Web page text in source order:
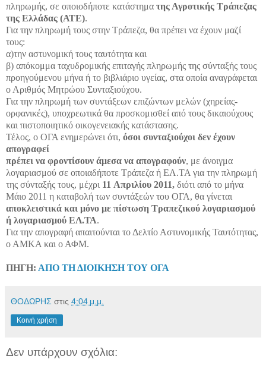
πληρωμής, σε οποιοδήποτε κατάστημα της Αγροτικής Τράπεζας
της Ελλάδας (ΑΤΕ).
Για την πληρωμή τους στην Τράπεζα, θα πρέπει να έχουν μαζί
τους:
α)την αστυνομική τους ταυτότητα και
β) απόκομμα ταχυδρομικής επιταγής πληρωμής της σύνταξής τους
προηγούμενου μήνα ή το βιβλιάριο υγείας, στα οποία αναγράφεται
ο Αριθμός Μητρώου Συνταξιούχου.
Για την πληρωμή των συντάξεων επιζώντων μελών (χηρείας-
ορφανικές), υποχρεωτικά θα προσκομισθεί από τους δικαιούχους
και πιστοποιητικό οικογενειακής κατάστασης.
Τέλος, ο ΟΓΑ ενημερώνει ότι, όσοι συνταξιούχοι δεν έχουν
απογραφεί
πρέπει να φροντίσουν άμεσα να απογραφούν, με άνοιγμα
λογαριασμού σε οποιαδήποτε Τράπεζα ή ΕΛ.ΤΑ για την πληρωμή
της σύνταξής τους, μέχρι 11 Απριλίου 2011, διότι από το μήνα
Μάιο 2011 η καταβολή των συντάξεών του ΟΓΑ, θα γίνεται
αποκλειστικά και μόνο με πίστωση Τραπεζικού λογαριασμού
ή λογαριασμού ΕΛ.ΤΑ.
Για την απογραφή απαιτούνται το Δελτίο Αστυνομικής Ταυτότητας,
ο ΑΜΚΑ και ο ΑΦΜ.
ΠΗΓΗ: ΑΠΟ ΤΗ ΔΙΟΙΚΗΣΗ ΤΟΥ ΟΓΑ
ΘΟΔΩΡΗΣ στις 4:04 μ.μ.
Κοινή χρήση
Δεν υπάρχουν σχόλια: